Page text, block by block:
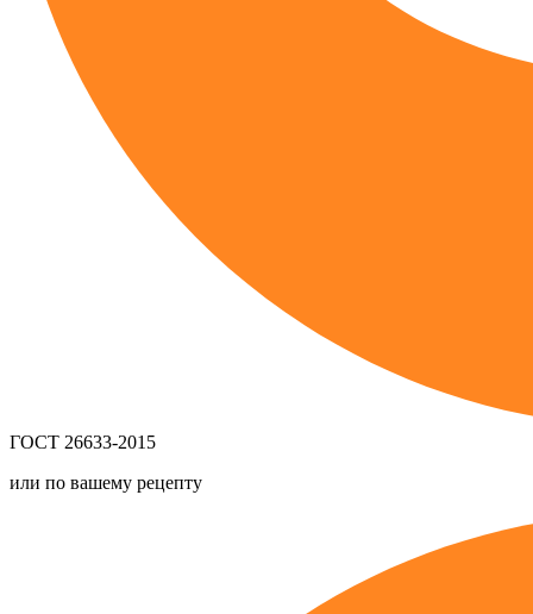
ГОСТ 26633-2015
или по вашему рецепту